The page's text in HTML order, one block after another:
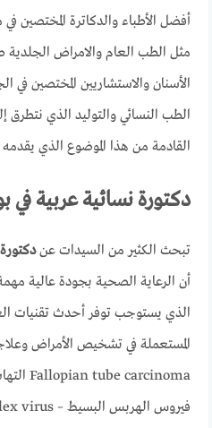
أفضل الأطباء والدكاترة المختصين
مثل الطب العام والامراض
الأسنان والاستشاريين المختصين في
الطب النسائي والتوليد الذي نتطرق
القادمة من هذا الموضوع الذي
دكتورة نسائية عربية في
تبحث الكثير من السيدات عن
أن الرعاية الصحية بجودة عالية
الذي يستوجب توفر أحدث تقنيات
المستعملة في تشخيص الأمراض